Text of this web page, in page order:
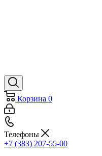
Корзина 0
Телефоны
+7 (383) 207-55-00